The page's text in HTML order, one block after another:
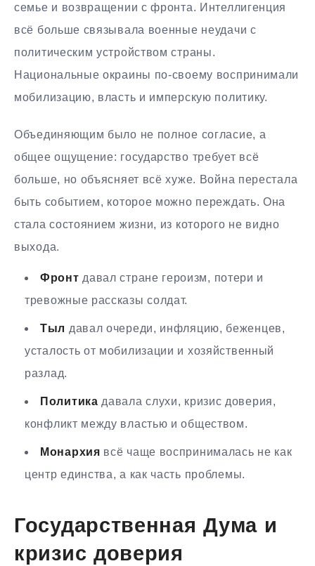
семье и возвращении с фронта. Интеллигенция
всё больше связывала военные неудачи с
политическим устройством страны.
Национальные окраины по-своему воспринимали
мобилизацию, власть и имперскую политику.
Объединяющим было не полное согласие, а
общее ощущение: государство требует всё
больше, но объясняет всё хуже. Война перестала
быть событием, которое можно переждать. Она
стала состоянием жизни, из которого не видно
выхода.
Фронт давал стране героизм, потери и
тревожные рассказы солдат.
Тыл давал очереди, инфляцию, беженцев,
усталость от мобилизации и хозяйственный
разлад.
Политика давала слухи, кризис доверия,
конфликт между властью и обществом.
Монархия всё чаще воспринималась не как
центр единства, а как часть проблемы.
Государственная Дума и
кризис доверия